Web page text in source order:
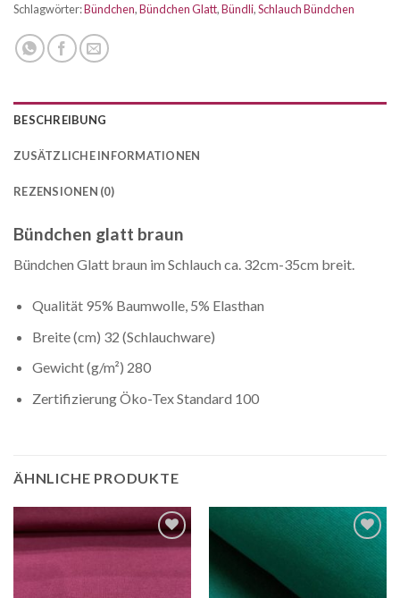
Schlagwörter:Bündchen,Bündchen Glatt,Bündli,Schlauch Bündchen
BESCHREIBUNG
ZUSÄTZLICHE INFORMATIONEN
REZENSIONEN (0)
Bündchen glatt braun
Bündchen Glatt braun im Schlauch ca. 32cm-35cm breit.
Qualität 95% Baumwolle, 5% Elasthan
Breite (cm) 32 (Schlauchware)
Gewicht (g/m²) 280
Zertifizierung Öko-Tex Standard 100
ÄHNLICHE PRODUKTE